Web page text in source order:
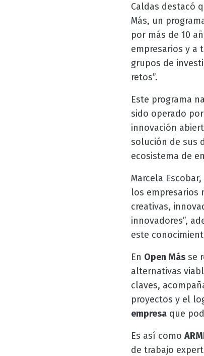
Caldas destacó
Más, un
por más de 10
empresarios y a
grupos de
retos”.
Este programa
sido operado
innovación
solución de sus
ecosistema de
Marcela
los empresarios
creativas,
innovadores”,
este
En Open Másse
alternativas
claves,
proyectos y el
empresaque
Es así como
de trabajo